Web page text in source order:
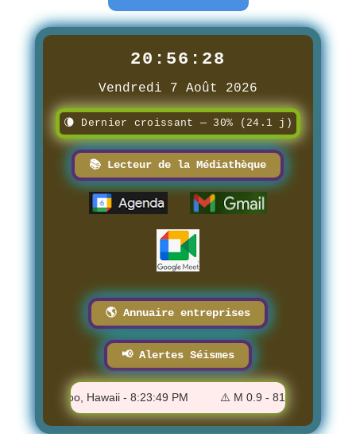
20:56:29
Vendredi 7 Août 2026
🌘 Dernier croissant — 30% (24.1 j)
📚 Lecteur de la Médiathèque
🌎 Annuaire entreprises
📢 Alertes Séismes
Hawaii - 8:23:49 PM ⚠️ M 0.9 - 81 km NNW of